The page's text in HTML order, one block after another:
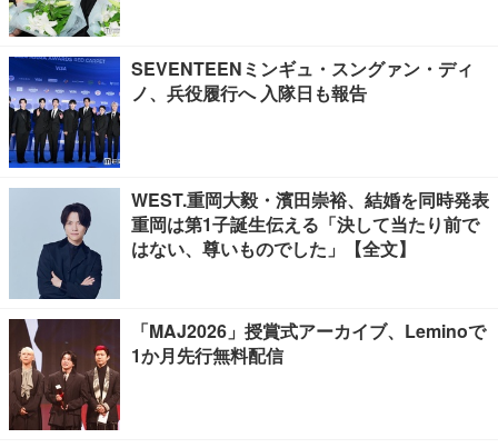
SEVENTEENミンギュ・スングァン・ディ
ノ、兵役履行へ 入隊日も報告
WEST.重岡大毅・濱田崇裕、結婚を同時発表
重岡は第1子誕生伝える「決して当たり前で
はない、尊いものでした」【全文】
「MAJ2026」授賞式アーカイブ、Leminoで
1か月先行無料配信